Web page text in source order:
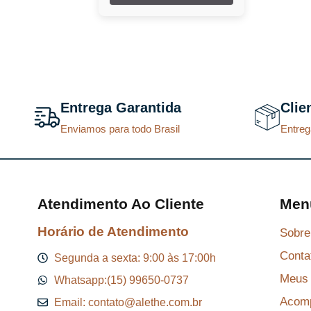
Brand Collection
Catharine Hill
Chanel
Chloé
Dior
Collection
Feels Mood
Ferrari
Gabriela Sabatini
Giorgio Armani
Gres
Jacques Bogart
Entrega Garantida
Enviamos para todo Brasil
Atendimento Ao Cliente
Horário de Atendimento
Segunda a sexta: 9:00 às 17:00h
Whatsapp:(15) 99650-0737
Email: contato@alethe.com.br
Meus